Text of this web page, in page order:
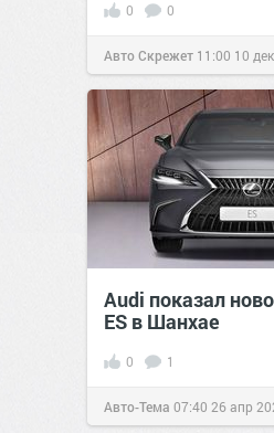
0 0
Авто Скрежет 11:00 10
Audi показал
ES в Шанхае
0 1
Авто-Тема 07:40 26 апр